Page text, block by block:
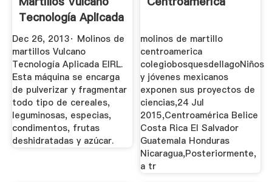
Tecnología Aplicada
EIRL ...
Dec 26, 2013· Molinos de
martillos Vulcano
Tecnología Aplicada EIRL.
Esta máquina se encarga
de pulverizar y fragmentar
todo tipo de cereales,
leguminosas, especias,
condimentos, frutas
deshidratadas y azúcar.
molinos de martillo
centroamerica
colegiobosquesdellagoNiños
y jóvenes mexicanos
exponen sus proyectos de
ciencias,24 Jul
2015,Centroamérica Belice
Costa Rica El Salvador
Guatemala Honduras
Nicaragua,Posteriormente,
a tr